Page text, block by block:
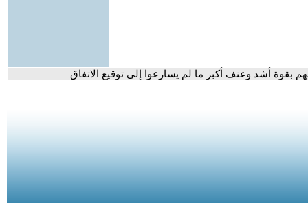
بقوة أشد وعنف أكبر ما لم يسارعوا إلى توقيع الاتفاق